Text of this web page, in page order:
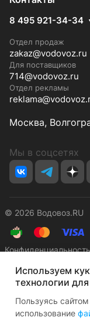
8 495 921-34-34
Отдел продаж
zakaz@vodovoz.ru
Для поставщиков
714@vodovoz.ru
Отдел рекламы
Москва,
Мы в соцсетях
© 2026 Водовоз.RU
Конфиденциальность
Используем
технологии
Пользуясь
использование